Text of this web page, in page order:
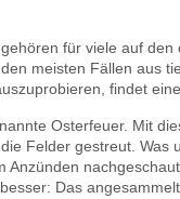
für viele auf
meisten Fällen aus
findet
Osterfeuer. Mit
Felder gestreut.
Anzünden
Das